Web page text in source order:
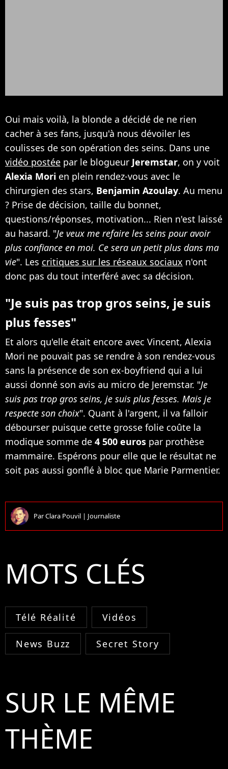
Oui mais voilà, la blonde a décidé de ne rien
cacher à ses fans, jusqu'à nous dévoiler les
coulisses de son opération des seins. Dans une
vidéo postée par le blogueur Jeremstar, on y voit
Alexia Mori en plein rendez-vous avec le
chirurgien des stars, Benjamin Azoulay. Au menu
? Prise de décision, taille du bonnet,
questions/réponses, motivation... Rien n'est laissé
au hasard. "Je veux me refaire les seins pour avoir
plus confiance en moi. Ce sera un petit plus dans ma
vie". Les critiques sur les réseaux sociaux n'ont
donc pas du tout interféré avec sa décision.
"Je suis pas trop gros seins, je suis
plus fesses"
Et alors qu'elle était encore avec Vincent, Alexia
Mori ne pouvait pas se rendre à son rendez-vous
sans la présence de son ex-boyfriend qui a lui
aussi donné son avis au micro de Jeremstar. "Je
suis pas trop gros seins, je suis plus fesses. Mais je
respecte son choix". Quant à l'argent, il va falloir
débourser puisque cette grosse folie coûte la
modique somme de 4 500 euros par prothèse
mammaire. Espérons pour elle que le résultat ne
soit pas aussi gonflé à bloc que Marie Parmentier.
ParClara Pouvil | Journaliste
MOTS CLÉS
Télé Réalité Vidéos
News Buzz Secret Story
SUR LE MÊME
THÈME